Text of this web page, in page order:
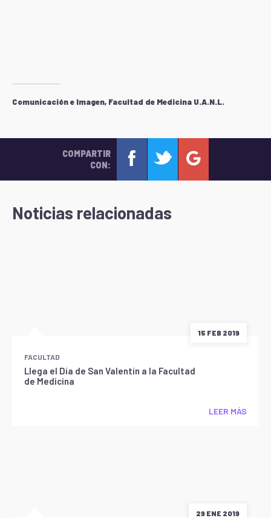
Comunicación e Imagen, Facultad de Medicina U.A.N.L.
COMPARTIR
CON:
Noticias relacionadas
15 FEB 2019
FACULTAD
Llega el Día de San Valentín a la Facultad
de Medicina
LEER MÁS
29 ENE 2019